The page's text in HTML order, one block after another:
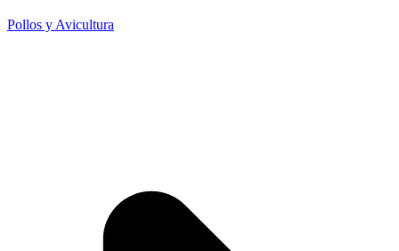
Pollos y Avicultura